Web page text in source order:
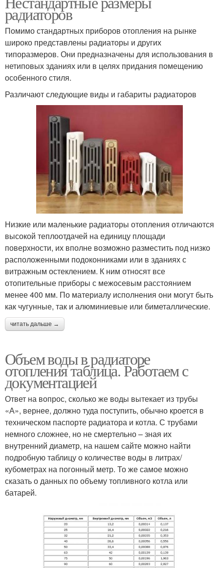
радиаторов
Помимо стандартных приборов отопления на рынке
широко представлены радиаторы и других
типоразмеров. Они предназначены для использования в
нетиповых зданиях или в целях придания помещению
особенного стиля.
Различают следующие виды и габариты радиаторов
Низкие или маленькие радиаторы отопления отличаются
высокой теплоотдачей на единицу площади
поверхности, их вполне возможно разместить под низко
расположенными подоконниками или в зданиях с
витражным остеклением. К ним относят все
отопительные приборы с межосевым расстоянием
менее 400 мм. По материалу исполнения они могут быть
как чугунные, так и алюминиевые или биметаллические.
читать дальше →
Объем воды в радиаторе
отопления таблица. Работаем с
документацией
Ответ на вопрос, сколько же воды вытекает из трубы
«А», вернее, должно туда поступить, обычно кроется в
техническом паспорте радиатора и котла. С трубами
немного сложнее, но не смертельно – зная их
внутренний диаметр, на нашем сайте можно найти
подробную таблицу о количестве воды в литрах/
кубометрах на погонный метр. То же самое можно
сказать о данных по объему топливного котла или
батарей.